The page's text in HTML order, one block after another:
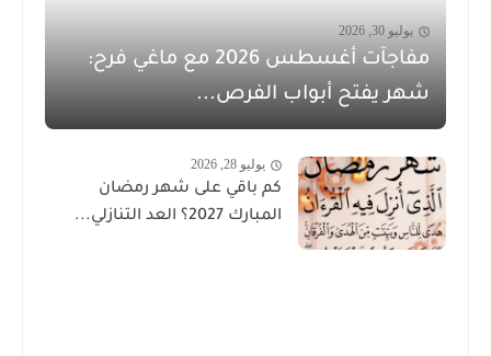
يوليو 30, 2026
مفاجآت أغسطس 2026 مع ماغي فرح:
شهر يفتح أبواب الفرص...
يوليو 28, 2026
كم باقي على شهر رمضان
المبارك 2027؟ العد التنازلي...